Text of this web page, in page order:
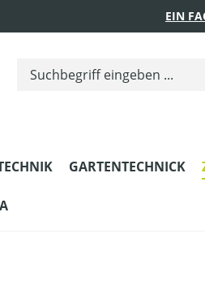
EIN
GARTENTECHNICK